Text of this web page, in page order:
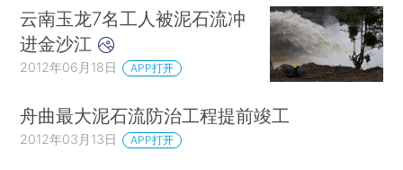
云南玉龙7名工人被泥石流冲
进金沙江
2012年06月18日 APP打开
舟曲最大泥石流防治工程提前竣工
2012年03月13日 APP打开